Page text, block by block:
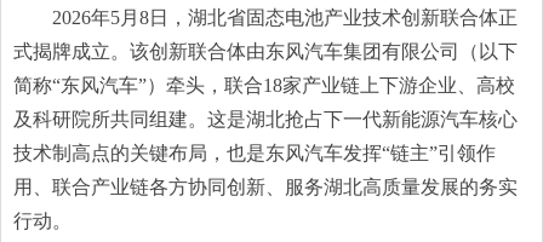
2026年5月8日，湖北省固态电池产业技术创新联合体正
式揭牌成立。该创新联合体由东风汽车集团有限公司（以下
简称“东风汽车”）牵头，联合18家产业链上下游企业、高校
及科研院所共同组建。这是湖北抢占下一代新能源汽车核心
技术制高点的关键布局，也是东风汽车发挥“链主”引领作
用、联合产业链各方协同创新、服务湖北高质量发展的务实
行动。